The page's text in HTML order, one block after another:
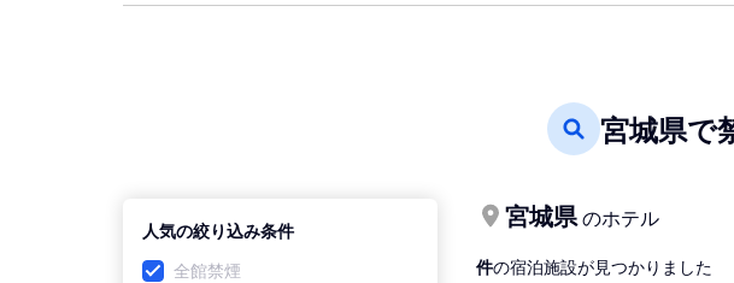
宮城県で
人気の絞り込み条件
全館禁煙
宮城県のホテル
件の宿泊施設が見つかりました